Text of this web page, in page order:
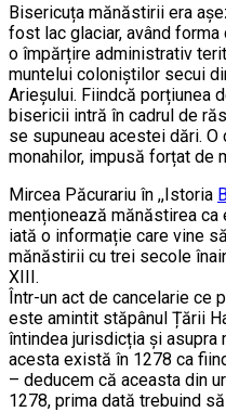
Bisericuța mănăstirii era
fost lac glaciar, având
o împărțire administrativ
muntelui coloniștilor secui
Arieșului. Fiindcă porțiunea
bisericii intră în cadrul de
se supuneau acestei dări.
monahilor, impusă forțat de
Mircea Păcurariu în ,,Istoria
menționează mănăstirea ca
iată o informație care vine
mănăstirii cu trei secole
XIII.
Într-un act de cancelarie ce
este amintit stăpânul Țării
întindea jurisdicția și asupra
acesta există în 1278 ca
– deducem că aceasta din
1278, prima dată trebuind